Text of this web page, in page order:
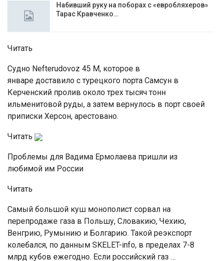
Набивший руку на поборах с «евробляхеров»
Тарас Кравченко…
Читать
Судно Nefterudovoz 45 М, которое в
январе доставило с турецкого порта Самсун в
Керченский пролив около трех тысяч тонн
ильменитовой руды, а затем вернулось в порт своей
приписки Херсон, арестовано.
Читать
Проблемы для Вадима Ермолаева пришли из
любимой им России
Читать
Самый большой куш монополист сорвал на
перепродаже газа в Польшу, Словакию, Чехию,
Венгрию, Румынию и Болгарию. Такой реэкспорт
колебался, по данным SKELET-info, в пределах 7-8
млрд кубов ежегодно. Если российский газ …